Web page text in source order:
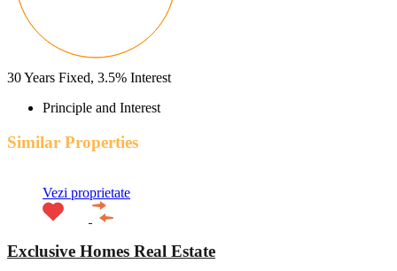
30Years Fixed, 3.5% Interest
Principle and Interest
Similar Properties
Vezi proprietate
Exclusive Homes Real Estate